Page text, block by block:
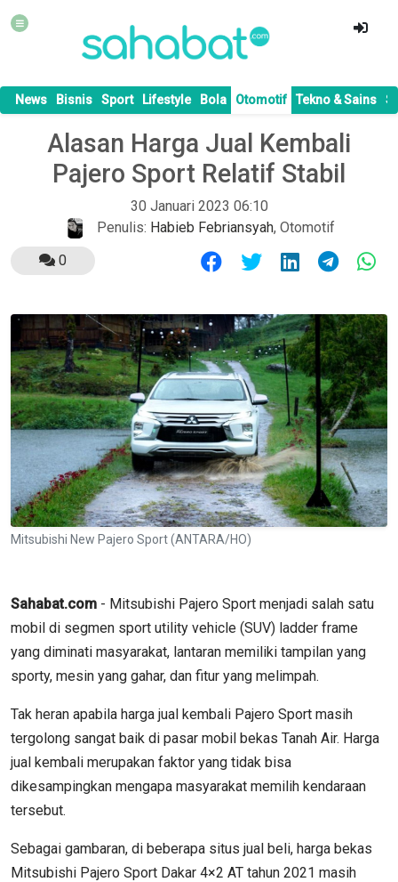
News Bisnis Sport Lifestyle Bola Otomotif Tekno & Sains
Alasan Harga Jual Kembali
Pajero Sport Relatif Stabil
30 Januari 2023 06:10
Penulis: Habieb Febriansyah, Otomotif
0
Mitsubishi New Pajero Sport (ANTARA/HO)
Sahabat.com - Mitsubishi Pajero Sport menjadi salah satu
mobil di segmen sport utility vehicle (SUV) ladder frame
yang diminati masyarakat, lantaran memiliki tampilan yang
sporty, mesin yang gahar, dan fitur yang melimpah.
Tak heran apabila harga jual kembali Pajero Sport masih
tergolong sangat baik di pasar mobil bekas Tanah Air. Harga
jual kembali merupakan faktor yang tidak bisa
dikesampingkan mengapa masyarakat memilih kendaraan
tersebut.
Sebagai gambaran, di beberapa situs jual beli, harga bekas
Mitsubishi Pajero Sport Dakar 4×2 AT tahun 2021 masih